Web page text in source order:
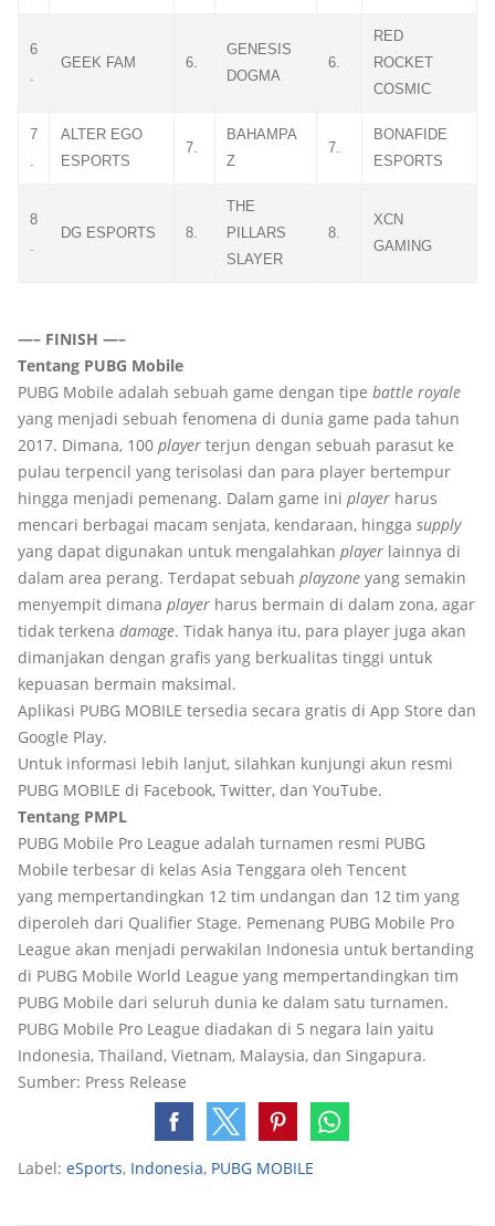
6
.
GEEK FAM 6.
GENESIS
DOGMA
6.
RED
ROCKET
COSMIC
7
.
ALTER EGO
ESPORTS
7.
BAHAMPA
Z
7.
BONAFIDE
ESPORTS
8
.
DG ESPORTS 8.
THE
PILLARS
SLAYER
8.
XCN
GAMING
—– FINISH —–
Tentang PUBG Mobile
PUBG Mobile adalah sebuah game dengan tipe battle royale
yang menjadi sebuah fenomena di dunia game pada tahun
2017. Dimana, 100 player terjun dengan sebuah parasut ke
pulau terpencil yang terisolasi dan para player bertempur
hingga menjadi pemenang. Dalam game ini player harus
mencari berbagai macam senjata, kendaraan, hingga supply
yang dapat digunakan untuk mengalahkan player lainnya di
dalam area perang. Terdapat sebuah playzone yang semakin
menyempit dimana player harus bermain di dalam zona, agar
tidak terkena damage. Tidak hanya itu, para player juga akan
dimanjakan dengan grafis yang berkualitas tinggi untuk
kepuasan bermain maksimal.
Aplikasi PUBG MOBILE tersedia secara gratis di App Store dan
Google Play.
Untuk informasi lebih lanjut, silahkan kunjungi akun resmi
PUBG MOBILE di Facebook, Twitter, dan YouTube.
Tentang PMPL
PUBG Mobile Pro League adalah turnamen resmi PUBG
Mobile terbesar di kelas Asia Tenggara oleh Tencent
yang mempertandingkan 12 tim undangan dan 12 tim yang
diperoleh dari Qualifier Stage. Pemenang PUBG Mobile Pro
League akan menjadi perwakilan Indonesia untuk bertanding
di PUBG Mobile World League yang mempertandingkan tim
PUBG Mobile dari seluruh dunia ke dalam satu turnamen.
PUBG Mobile Pro League diadakan di 5 negara lain yaitu
Indonesia, Thailand, Vietnam, Malaysia, dan Singapura.
Sumber: Press Release
Label: eSports, Indonesia, PUBG MOBILE